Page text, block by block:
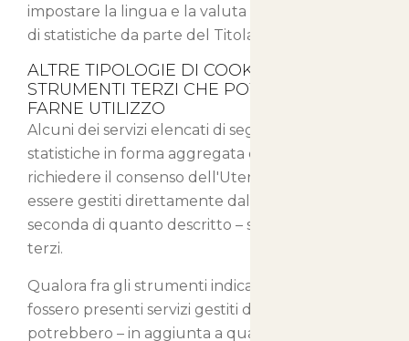
impostare la lingua e la valuta o per la gestione
di statistiche da parte del Titolare del sito.
ALTRE TIPOLOGIE DI COOKIE O
STRUMENTI TERZI CHE POTREBBERO
FARNE UTILIZZO
Alcuni dei servizi elencati di seguito raccolgono
statistiche in forma aggregata e potrebbero non
richiedere il consenso dell'Utente o potrebbero
essere gestiti direttamente dal Titolare – a
seconda di quanto descritto – senza l'ausilio di
terzi.
Qualora fra gli strumenti indicati in seguito
fossero presenti servizi gestiti da terzi, questi
potrebbero – in aggiunta a quanto specificato